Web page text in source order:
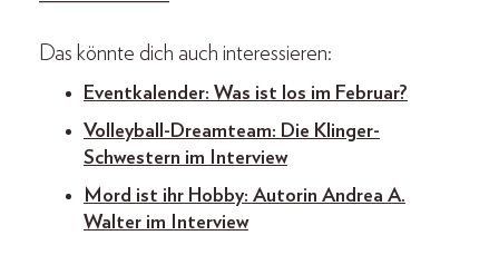
Das könnte dich auch interessieren:
Eventkalender: Was ist los im Februar?
Volleyball-Dreamteam: Die Klinger-
Schwestern im Interview
Mord ist ihr Hobby: Autorin Andrea A.
Walter im Interview